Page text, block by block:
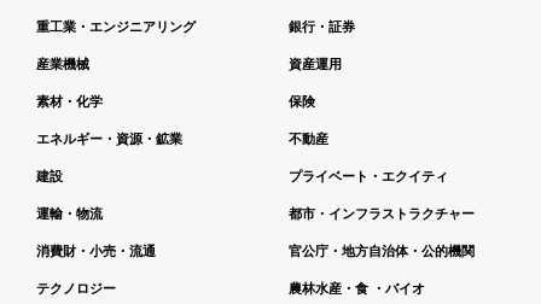
重工業・エンジニアリング
産業機械
素材・化学
エネルギー・資源・鉱業
建設
運輸・物流
消費財・小売・流通
テクノロジー
銀行・証券
資産運用
保険
不動産
プライベート・エクイティ
都市・インフラストラクチャー
官公庁・地方自治体・公的機関
農林水産・食 ・バイオ